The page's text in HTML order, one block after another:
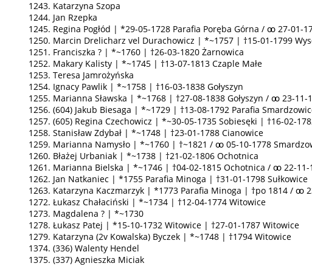
1243. Katarzyna Szopa
1244. Jan Rzepka
1245. Regina Pogłód | *29-05-1728 Parafia Poręba Górna / ꚙ 27-01-
1250. Marcin Drelicharz vel Durachowicz | *~1757 | †15-01-1799
1251. Franciszka ? | *~1760 | †26-03-1820 Żarnowica
1252. Makary Kalisty | *~1745 | †13-07-1813 Czaple Małe
1253. Teresa Jamrożyńska
1254. Ignacy Pawlik | *~1758 | †16-03-1838 Gołyszyn
1255. Marianna Sławska | *~1768 | †27-08-1838 Gołyszyn / ꚙ 23-11-
1256. (604) Jakub Biesaga | *~1729 | †13-08-1792 Parafia
1257. (605) Regina Czechowicz | *~30-05-1735 Sobiesęki | †16-02-
1258. Stanisław Zdybał | *~1748 | †23-01-1788 Cianowice
1259. Marianna Namysło | *~1760 | †~1821 / ꚙ 05-10-1778
1260. Błażej Urbaniak | *~1738 | †21-02-1806 Ochotnica
1261. Marianna Bielska | *~1746 | †04-02-1815 Ochotnica / ꚙ 22-11-
1262. Jan Natkaniec | *1755 Parafia Minoga | †31-01-1798 Sułkowice
1263. Katarzyna Kaczmarzyk | *1773 Parafia Minoga | †po 1814 / ꚙ
1272. Łukasz Chałaciński | *~1734 | †12-04-1774 Witowice
1273. Magdalena ? | *~1730
1278. Łukasz Patej | *15-10-1732 Witowice | †27-01-1787 Witowice
1279. Katarzyna (2v Kowalska) Byczek | *~1748 | †1794 Witowice
1374. (336) Walenty Hendel
1375. (337) Agnieszka Miciak